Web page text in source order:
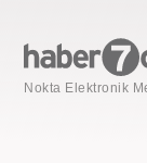
Nokta Elektronik